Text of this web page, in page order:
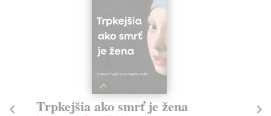
Trpkejšia ako smrť je žena